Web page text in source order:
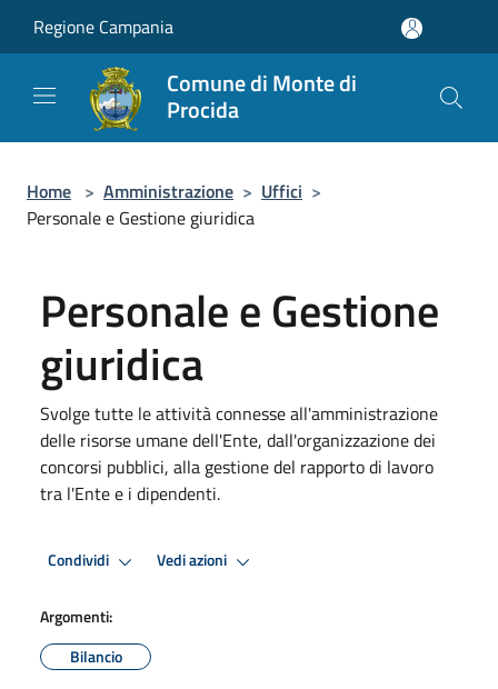
Regione Campania
Comune di Monte di
Procida
Home > Amministrazione > Uffici >
Personale e Gestione giuridica
Personale e Gestione
giuridica
Svolge tutte le attività connesse all'amministrazione
delle risorse umane dell'Ente, dall'organizzazione dei
concorsi pubblici, alla gestione del rapporto di lavoro
tra l'Ente e i dipendenti.
Condividi Vedi azioni
Argomenti:
Bilancio